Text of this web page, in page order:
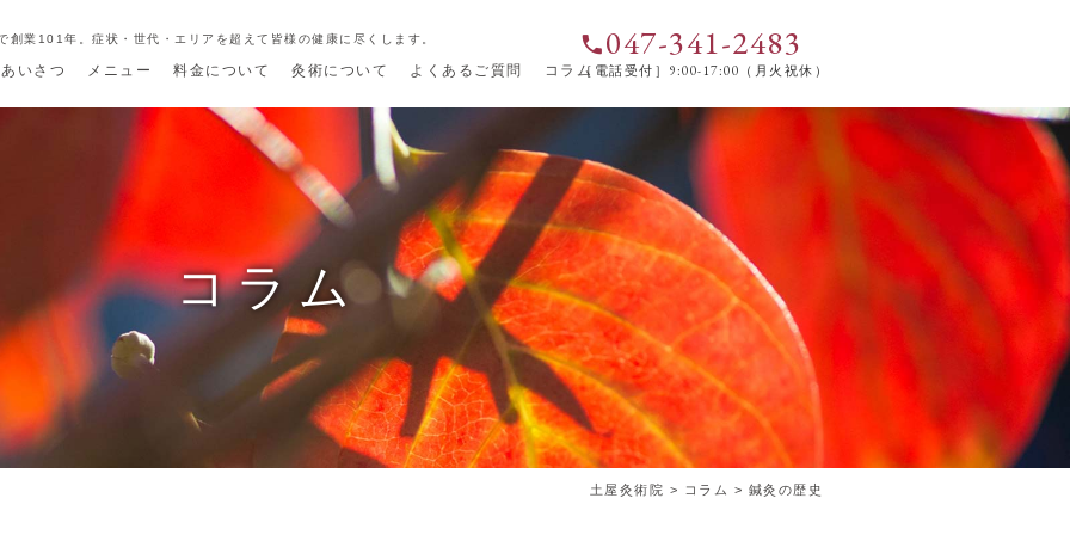
創業101年。症状・世代・エリアを超えて皆様の健康に尽くします。
いさつ メニュー 料金について 灸術について よくあるご質問 コラム
phone047-341-2483
［電話受付］9:00-17:00（月火祝休）
コラム
土屋灸術院 > コラム > 鍼灸の歴史